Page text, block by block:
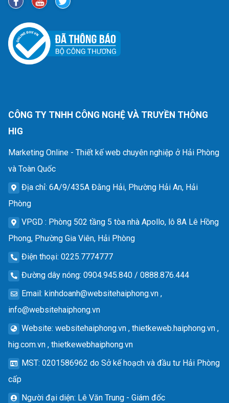
CÔNG TY TNHH CÔNG NGHỆ VÀ TRUYỀN THÔNG
HIG
Marketing Online - Thiết kế web chuyên nghiệp ở Hải Phòng
và Toàn Quốc
Địa chỉ: 6A/9/435A Đằng Hải, Phường Hải An, Hải
Phòng
VPGD : Phòng 502 tầng 5 tòa nhà Apollo, lô 8A Lê Hồng
Phong, Phường Gia Viên, Hải Phòng
Điện thoại: 0225.7774777
Đường dây nóng: 0904.945.840 / 0888.876.444
Email: kinhdoanh@websitehaiphong.vn ,
info@websitehaiphong.vn
Website: websitehaiphong.vn , thietkeweb.haiphong.vn ,
hig.com.vn , thietkewebhaiphong.vn
MST: 0201586962 do Sở kế hoạch và đầu tư Hải Phòng
cấp
Người đại diện: Lê Văn Trung - Giám đốc